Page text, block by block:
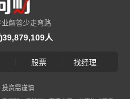
解答少走弯路
39,879,109人
股票 找经理
资需谨慎